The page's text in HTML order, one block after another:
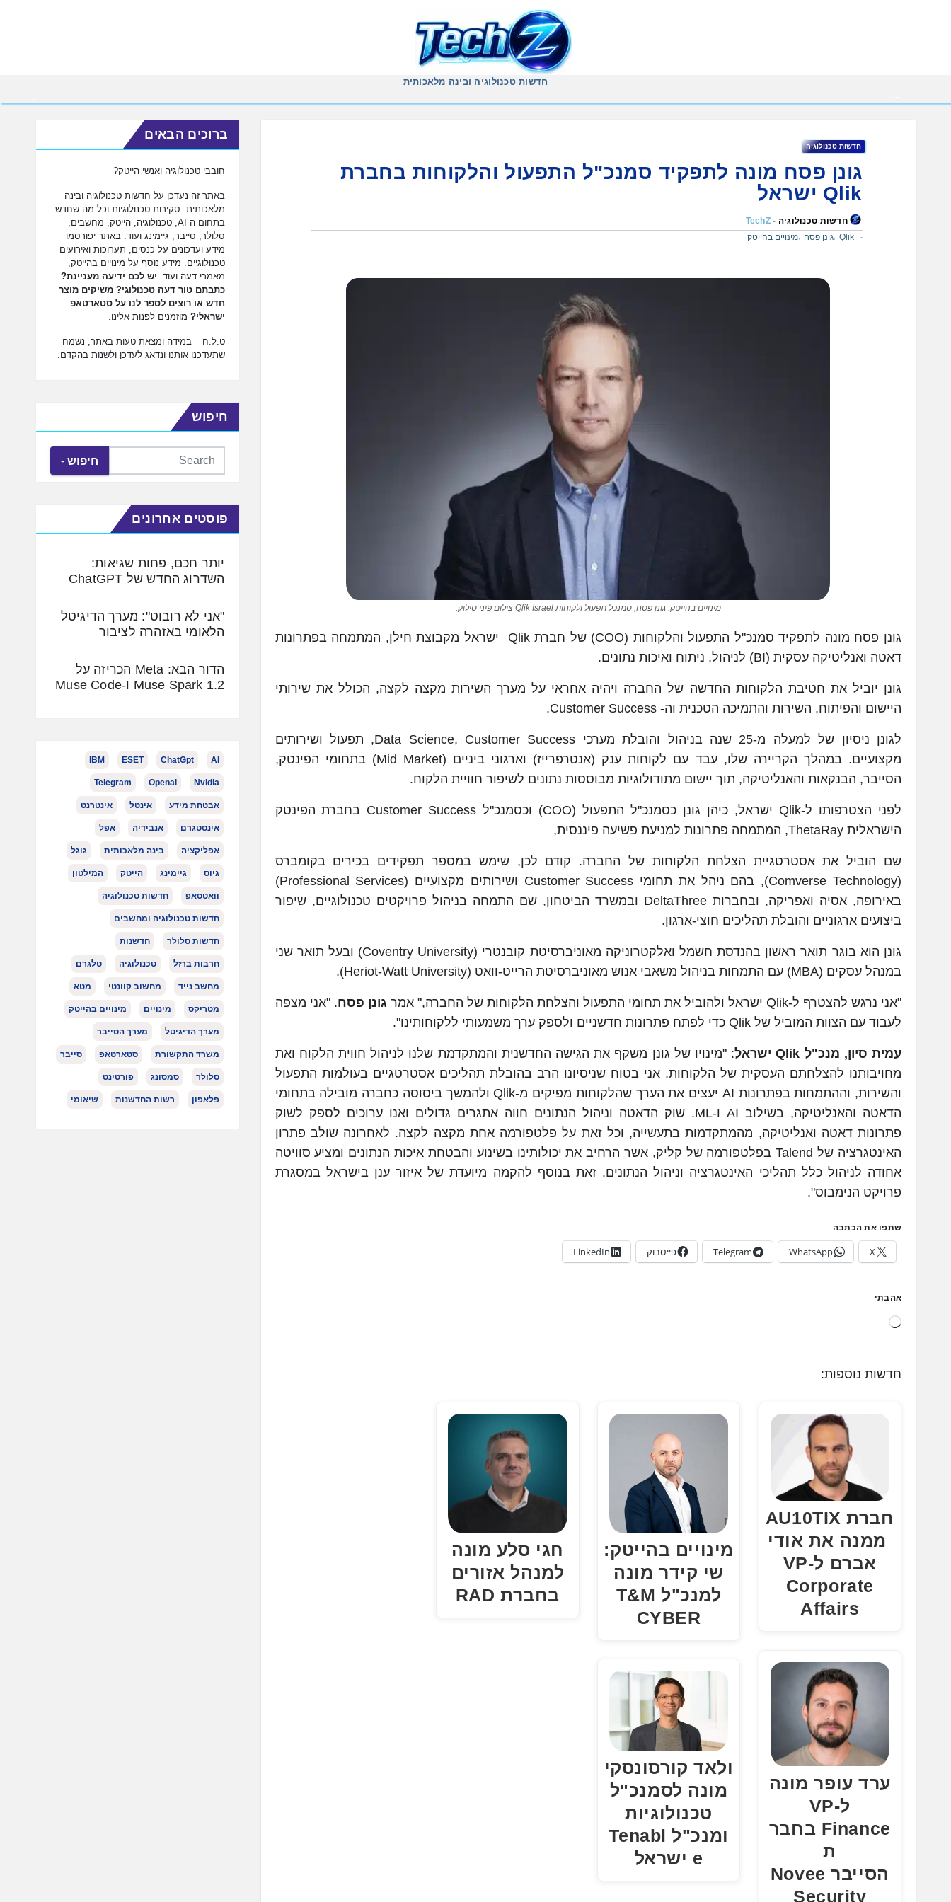
חדשות טכנולוגיה ובינה מלאכותית
חדשות טכנולוגיה
גונן פסח מונה לתפקיד סמנכ"ל התפעול והלקוחות בחברת
Qlik ישראל
חדשות טכנולוגיה -TechZ
Qlik
,גונן פסח ,מינויים בהייטק
מינויים בהייטק: גונן פסח, סמנכל תפעול ולקוחות Qlik Israel צילום פיני סילוק.
גונן פסח מונה לתפקיד סמנכ"ל התפעול והלקוחות (COO) של חברת Qlik ישראל מקבוצת חילן, המתמחה בפתרונות
דאטה ואנליטיקה עסקית (BI) לניהול, ניתוח ואיכות נתונים.
גונן יוביל את חטיבת הלקוחות החדשה של החברה ויהיה אחראי על מערך השירות מקצה לקצה, הכולל את שירותי
היישום והפיתוח, השירות והתמיכה הטכנית וה- Customer Success.
לגונן ניסיון של למעלה מ-25 שנה בניהול והובלת מערכי Data Science, Customer Success, תפעול ושירותים
מקצועיים. במהלך הקריירה שלו, עבד עם לקוחות ענק (אנטרפרייז) וארגוני ביניים (Mid Market) בתחומי הפינטק,
הסייבר, הבנקאות והאנליטיקה, תוך יישום מתודולוגיות מבוססות נתונים לשיפור חוויית הלקוח.
לפני הצטרפותו ל-Qlik ישראל, כיהן גונן כסמנכ"ל התפעול (COO) וכסמנכ"ל Customer Success בחברת הפינטק
הישראלית ThetaRay, המתמחה פתרונות למניעת פשיעה פיננסית,
שם הוביל את אסטרטגיית הצלחת הלקוחות של החברה. קודם לכן, שימש במספר תפקידים בכירים בקומברס
(Comverse Technology), בהם ניהל את תחומי Customer Success ושירותים מקצועיים (Professional Services)
באירופה, אסיה ואפריקה, ובחברות DeltaThree ובמשרד הביטחון, שם התמחה בניהול פרויקטים טכנולוגיים, שיפור
ביצועים ארגוניים והובלת תהליכים חוצי-ארגון.
גונן הוא בוגר תואר ראשון בהנדסת חשמל ואלקטרוניקה מאוניברסיטת קובנטרי (Coventry University) ובעל תואר שני
במנהל עסקים (MBA) עם התמחות בניהול משאבי אנוש מאוניברסיטת הרייט-וואט (Heriot-Watt University).
"אני נרגש להצטרף ל-Qlik ישראל ולהוביל את תחומי התפעול והצלחת הלקוחות של החברה," אמר גונן פסח. "אני מצפה
לעבוד עם הצוות המוביל של Qlik כדי לפתח פתרונות חדשניים ולספק ערך משמעותי ללקוחותינו".
עמית סיון, מנכ"ל Qlikישראל: "מינויו של גונן משקף את הגישה החדשנית והמתקדמת שלנו לניהול חווית הלקוח ואת
מחויבותנו להצלחתם העסקית של הלקוחות. אני בטוח שניסיונו הרב בהובלת תהליכים אסטרטגיים בעולמות התפעול
והשירות, וההתמחות בפתרונות AI יעצים את הערך שהלקוחות מפיקים מ-Qlik ולהמשך ביסוסה כחברה מובילה בתחומי
הדאטה והאנליטיקה, בשילוב AI ו-ML. שוק הדאטה וניהול הנתונים חווה אתגרים גדולים ואנו ערוכים לספק לשוק
פתרונות דאטה ואנליטיקה, מהמתקדמות בתעשייה, וכל זאת על פלטפורמה אחת מקצה לקצה. לאחרונה שולב פתרון
האינטגרציה של Talend בפלטפורמה של קליק, אשר הרחיב את יכולותינו בשינוע והבטחת איכות הנתונים ומציע סוויטה
אחודה לניהול כלל תהליכי האינטגרציה וניהול הנתונים. זאת בנוסף להקמה מיועדת של איזור ענן בישראל במסגרת
פרויקט הנימבוס".
שתפו את הכתבה
X
WhatsApp
Telegram פייסבוק LinkedIn
אהבתי
ט
חדשות נוספות:
חברת AU10TIX
ממנה את אודי
אברם ל-VP
Corporate
Affairs
ערד עופר מונה
ל-VP
Finance בחבר
ת
הסייבר Novee
Security
מינויים בהייטק:
שי קידר מונה
למנכ"ל T&M
CYBER
ולאד קורסונסקי
מונה לסמנכ"ל
טכנולוגיות
ומנכ"ל Tenabl
e ישראל
חגי סלע מונה
למנהל אזורים
בחברת RAD
ברוכים הבאים
חובבי טכנולוגיה ואנשי הייטק?
באתר זה נעדכן על חדשות טכנולוגיה ובינה
מלאכותית. סקירות טכנולוגיות וכל מה שחדש
בתחום ה AI, טכנולוגיה, הייטק, מחשבים,
סלולר, סייבר, גיימינג ועוד. באתר יפורסמו
מידע ועדכונים על כנסים, תערוכות ואירועים
טכנולוגיים. מידע נוסף על מינויים בהייטק,
מאמרי דעה ועוד. יש לכם ידיעה מעניינת?
כתבתם טור דעה טכנולוגי? משיקים מוצר
חדש או רוצים לספר לנו על סטארטאפ
ישראלי? מוזמנים לפנות אלינו.
ט.ל.ח – במידה ומצאת טעות באתר, נשמח
שתעדכנו אותנו ונדאג לעדכן ולשנות בהקדם.
חיפוש
חיפוש
פוסטים אחרונים
יותר חכם, פחות שגיאות:
השדרוג החדש של ChatGPT
"אני לא רובוט": מערך הדיגיטל
הלאומי באזהרה לציבור
הדור הבא: Meta הכריזה על
Muse Spark 1.2 ו-Muse Code
AI
ChatGpt
ESET
IBM
Nvidia
Openai
Telegram
אבטחת מידע אינטל אינטרנט
אינסטגרם אנבידיה אפל
אפליקציה בינה מלאכותית גוגל
גיוס גיימינג הייטק המילטון
וואטסאפ חדשות טכנולוגיה
חדשות טכנולוגיה ומחשבים
חדשות סלולר חדשנות
חרבות ברזל טכנולוגיה טלגרם
מחשב נייד מחשוב קוונטי מטא
מטריקס מינויים מינויים בהייטק
מערך הדיגיטל מערך הסייבר
משרד התקשורת סטארטאפ סייבר
סלולר סמסונג פורטינט
פלאפון רשות החדשנות שיאומי